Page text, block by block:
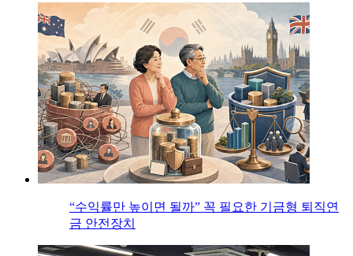
“수익률만 높이면 될까” 꼭 필요한 기금형 퇴직연
금 안전장치